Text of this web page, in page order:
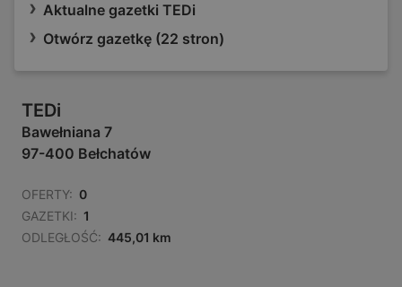
Aktualne gazetki TEDi
Otwórz gazetkę (22 stron)
TEDi
Bawełniana 7
97-400 Bełchatów
OFERTY: 0
GAZETKI: 1
ODLEGŁOŚĆ: 445,01 km